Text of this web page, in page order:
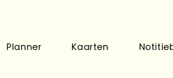
Kaarten Notitieboeken
Kaarten